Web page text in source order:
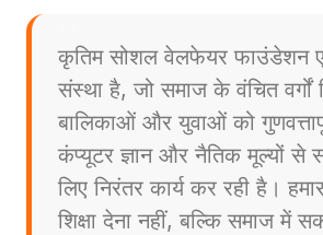
कृतिम सोशल वेलफेयर फाउंडेशन
संस्था है, जो समाज के वंचित वर्गों
बालिकाओं और युवाओं को
कंप्यूटर ज्ञान और नैतिक मूल्यों से
लिए निरंतर कार्य कर रही है।
शिक्षा देना नहीं, बल्कि समाज में